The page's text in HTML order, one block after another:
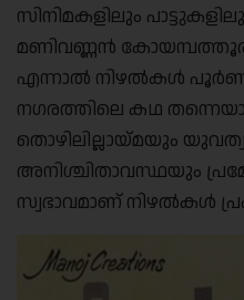
സിനിമകളിലും
മണിവണ്ണന്‍
എന്നാല്‍ നിഴല്‍കള്‍
നഗരത്തിലെ കഥ
തൊഴിലില്ലായ്മയും
അനിശ്ചിതാവസ്ഥയും
സ്വഭാവമാണ് നിഴല്‍കള്‍